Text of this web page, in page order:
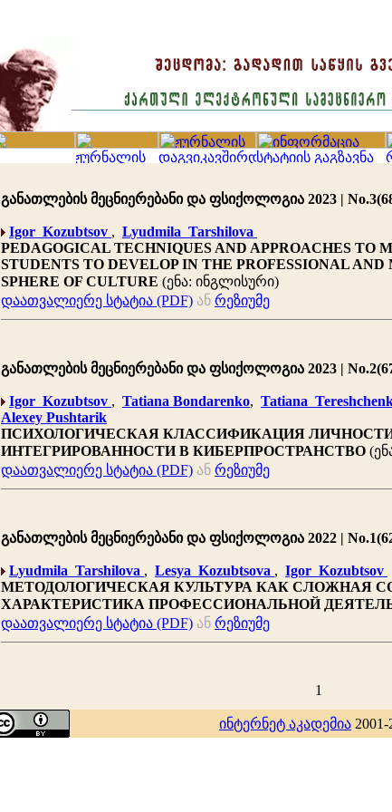
განათლების მეცნიერებანი და ფსიქოლოგია 2023 |
Igor Kozubtsov , Lyudmila Tarshilova
PEDAGOGICAL TECHNIQUES AND APPROACHES TO
STUDENTS TO DEVELOP IN THE PROFESSIONAL
SPHERE OF CULTURE (ენა: ინგლისური)
დაათვალიერე სტატია (PDF) ან რეზიუმე
განათლების მეცნიერებანი და ფსიქოლოგია 2023 |
Igor Kozubtsov , Tatiana Bondarenko, Tatiana
Alexey Pushtarik
ПСИХОЛОГИЧЕСКАЯ КЛАССИФИКАЦИЯ
ИНТЕГРИРОВАННОСТИ В КИБЕРПРОСТРАНСТВО
დაათვალიერე სტატია (PDF) ან რეზიუმე
განათლების მეცნიერებანი და ფსიქოლოგია 2022 |
Lyudmila Tarshilova , Lesya Kozubtsova , Igor Kozubtsov
МЕТОДОЛОГИЧЕСКАЯ КУЛЬТУРА КАК СЛОЖНАЯ
ХАРАКТЕРИСТИКА ПРОФЕССИОНАЛЬНОЙ
დაათვალიერე სტატია (PDF) ან რეზიუმე
1
ინტერნეტ აკადემია 2001-